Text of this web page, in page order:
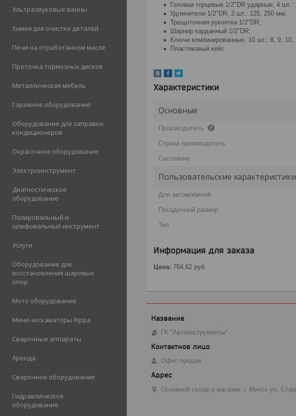
Ультразвуковые ванны
Химия для очистки деталей
Печи на отработанном масле
Проточка тормозных дисков
Металлическая мебель
Гаражное оборудование
Оборудование для заправки
кондиционеров
Окрасочное оборудование
Электроинструмент
Диагностическое
оборудование
Полировальный и
шлифовальный инструмент
Услуги
Оборудование для
восстановления шаровых
опор
Мото оборудование
Мини-экскаваторы Rippa
Сварочные аппараты
Аренда
Сварочное оборудование
Гидравлическое
оборудование
Головки торцевые 1/2"DR ударные, 4
Удлинители 1/2"DR, 2 шт.: 125, 250 мм;
Трещоточная рукоятка 1/2"DR;
Шарнир карданный 1/2"DR;
Ключи комбинированные, 10 шт.: 8, 9, 10,
Пластиковый кейс.
Характеристики
Основные
Производитель
Страна производитель
Состояние
Пользовательские характеристики
Для автомобилей
Посадочный размер
Тип
Информация для заказа
Цена: 764,62 руб.
ГК "Автоинструменты"
Офис продаж
Основной склад и магазин: г. Минск ул.